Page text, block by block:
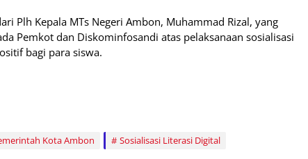
Plh Kepala MTs Negeri Ambon, Muhammad Rizal, yang
Pemkot dan Diskominfosandi atas pelaksanaan sosialisasi
bagi para siswa.
Kota Ambon Sosialisasi Literasi Digital